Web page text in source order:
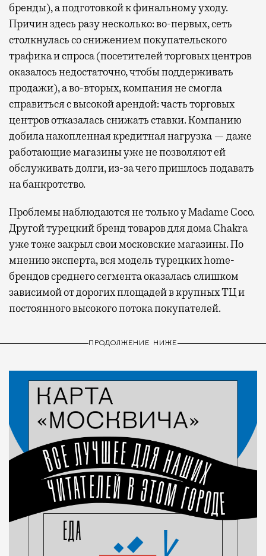
бренды), а подготовкой к финальному уходу.
Причин здесь разу несколько: во-первых, сеть
столкнулась со снижением покупательского
трафика и спроса (посетителей торговых центров
оказалось недостаточно, чтобы поддерживать
продажи), а во-вторых, компания не смогла
справиться с высокой арендой: часть торговых
центров отказалась снижать ставки. Компанию
добила накопленная кредитная нагрузка — даже
работающие магазины уже не позволяют ей
обслуживать долги, из-за чего пришлось подавать
на банкротство.
Проблемы наблюдаются не только у Madame Coco.
Другой турецкий бренд товаров для дома Chakra
уже тоже закрыл свои московские магазины. По
мнению эксперта, вся модель турецких home-
брендов среднего сегмента оказалась слишком
зависимой от дорогих площадей в крупных ТЦ и
постоянного высокого потока покупателей.
ПРОДОЛЖЕНИЕ НИЖЕ